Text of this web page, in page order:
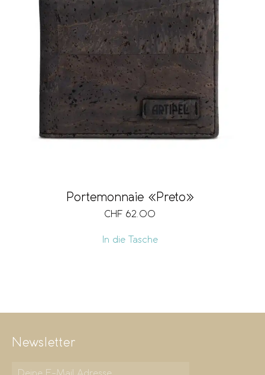
Portemonnaie «Preto»
CHF 62.00
In die Tasche
Newsletter